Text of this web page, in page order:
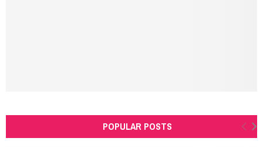
POPULAR POSTS